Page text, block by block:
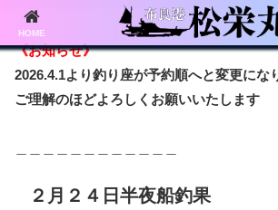
《お知らせ》
2026.4.1より釣り座が予約順へと変更にな
ご理解のほどよろしくお願いいたします
２月２４日半夜船釣果
HOME